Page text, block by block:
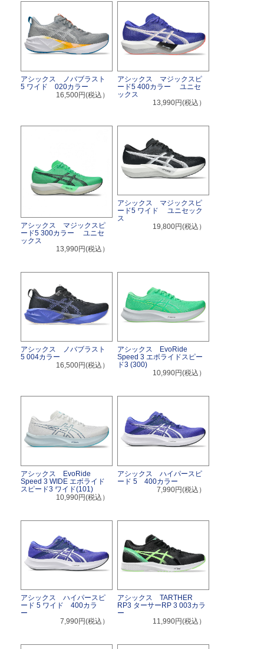
アシックス ノバブラスト
5 ワイド 020カラー
16,500円(税込）
アシックス マジックスピ
ード5 400カラー ユニセ
ックス
13,990円(税込）
アシックス マジックスピ
ード5 300カラー ユニセ
ックス
13,990円(税込）
アシックス マジックスピ
ード5 ワイド ユニセック
ス
19,800円(税込）
アシックス ノバブラスト
5 004カラー
16,500円(税込）
アシックス EvoRide
Speed 3 エボライドスピー
ド3 (300)
10,990円(税込）
アシックス EvoRide
Speed 3 WIDE エボライド
スピード3 ワイド(101)
10,990円(税込）
アシックス ハイパースピ
ード 5 400カラー
7,990円(税込）
アシックス ハイパースピ
ード 5 ワイド 400カラ
ー
7,990円(税込）
アシックス TARTHER
RP3 ターサーRP 3 003カラ
ー
11,990円(税込）